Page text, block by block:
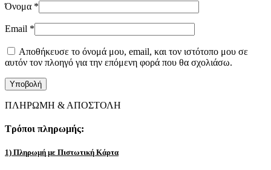
Όνομα *
Email *
Αποθήκευσε το όνομά μου, email, και τον ιστότοπο μου σε
αυτόν τον πλοηγό για την επόμενη φορά που θα σχολιάσω.
ΠΛΗΡΩΜΗ & ΑΠΟΣΤΟΛΗ
Τρόποι πληρωμής:
1) Πληρωμή με Πιστωτική Κάρτα